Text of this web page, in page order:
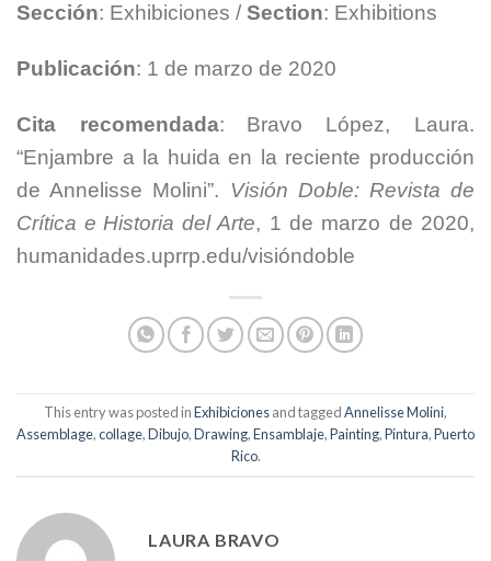
Sección: Exhibiciones / Section: Exhibitions
Publicación: 1 de marzo de 2020
Cita recomendada:
Bravo López, Laura.
“Enjambre a la huida en la reciente producción
de Annelisse Molini”. Visión Doble: Revista de
Crítica e Historia del Arte, 1 de marzo de 2020,
humanidades.uprrp.edu/visióndoble
This entry was posted inExhibicionesand taggedAnnelisse Molini,
Assemblage,collage,Dibujo,Drawing,Ensamblaje,Painting,Pintura,Puerto
Rico.
LAURA BRAVO